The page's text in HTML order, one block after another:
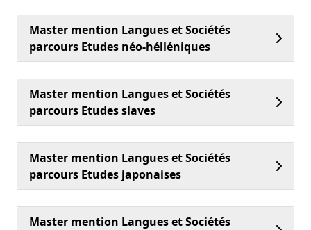
Master mention Langues et Sociétés
parcours Etudes néo-hélléniques
Master mention Langues et Sociétés
parcours Etudes slaves
Master mention Langues et Sociétés
parcours Etudes japonaises
Master mention Langues et Sociétés